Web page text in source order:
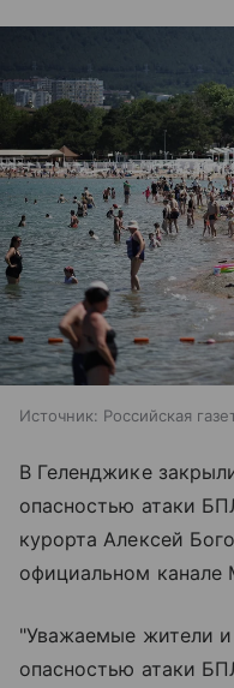
Источник: Российская
В Геленджике
опасностью атаки
курорта Алексей
официальном канале
"Уважаемые жители и
опасностью атаки